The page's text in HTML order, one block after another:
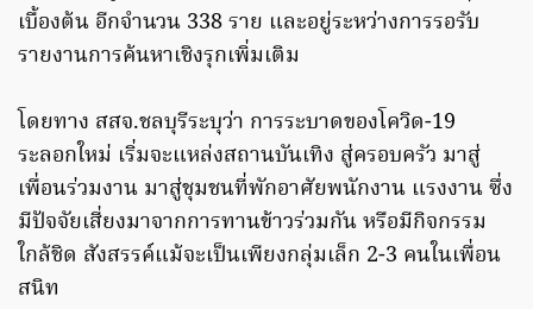
เบื้องต้น อีกจำนวน 338 ราย และอยู่ระหว่างการรอรับ
รายงานการค้นหาเชิงรุกเพิ่มเติม
โดยทาง สสจ.ชลบุรีระบุว่า การระบาดของโควิด-19
ระลอกใหม่ เริ่มจะแหล่งสถานบันเทิง สู่ครอบครัว มาสู่
เพื่อนร่วมงาน มาสู่ชุมชนที่พักอาศัยพนักงาน แรงงาน ซึ่ง
มีปัจจัยเสี่ยงมาจากการทานข้าวร่วมกัน หรือมีกิจกรรม
ใกล้ชิด สังสรรค์แม้จะเป็นเพียงกลุ่มเล็ก 2-3 คนในเพื่อน
สนิท